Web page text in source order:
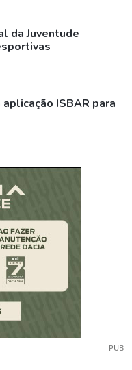
da Juventude
ISBAR para
PUB